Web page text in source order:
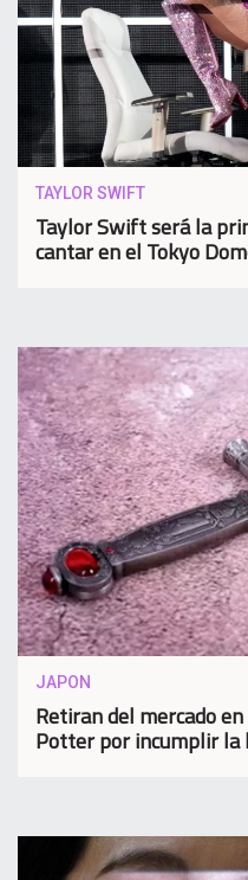
TAYLOR SWIFT
Taylor Swift será la
cantar en el Tokyo
JAPON
Retiran del mercado
Potter por incumplir la